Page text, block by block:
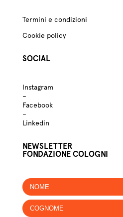
Termini e condizioni
Cookie policy
SOCIAL
Instagram
–
Facebook
–
Linkedin
NEWSLETTER
FONDAZIONE COLOGNI